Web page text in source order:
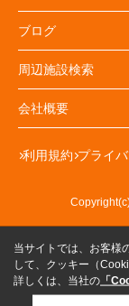
ブログ
周辺施設検索
会社概要
利用規約 プライ
当サイトでは、お客様
して、クッキー（
詳しくは、当社の 「